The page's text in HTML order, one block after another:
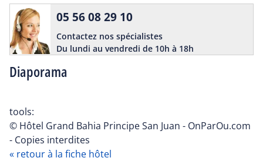
Diaporama
05 56 08 29 10
Contactez nos spécialistes
Du lundi au vendredi de 10h à 18h
tools:
© Hôtel Grand Bahia Principe San Juan - OnParOu.com
- Copies interdites
« retour à la fiche hôtel